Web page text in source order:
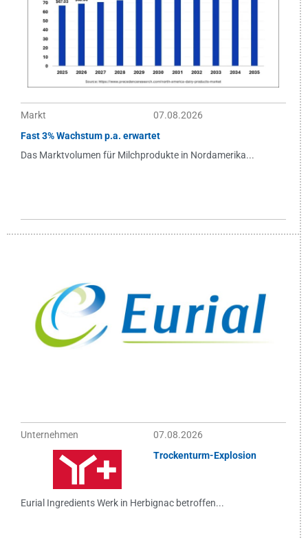
Markt
07.08.2026
Fast 3% Wachstum p.a. erwartet
Das Marktvolumen für Milchprodukte in Nordamerika...
Unternehmen
07.08.2026
Trockenturm-Explosion
Eurial Ingredients Werk in Herbignac betroffen...